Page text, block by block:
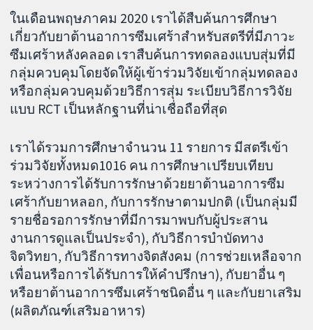
ในเดือนพฤษภาคม 2020 เราได้สืบค้นการศึกษา
เกี่ยวกับยาต้านอาการซึมเศร้าสำหรับสตรีที่มีภาวะ
ซึมเศร้าหลังคลอด เราสืบค้นการทดลองแบบสุ่มที่มี
กลุ่มควบคุมโดยจัดให้ผู้เข้าร่วมวิจัยเข้ากลุ่มทดลอง
หรือกลุ่มควบคุมด้วยวิธีการสุ่ม ระเบียบวิธีการวิจัย
แบบ RCT เป็นหลักฐานที่น่าเชื่อถือที่สุด
เราได้รวมการศึกษาจำนวน 11 รายการ มีสตรีเข้า
ร่วมวิจัยทั้งหมด1016 คน การศึกษาเปรียบเทียบ
ระหว่างการได้รับการรักษาด้วยยาต้านอาการซึม
เศร้ากับยาหลอก, กับการรักษาตามปกติ (เป็นกลุ่มมี
รายชื่อรอการรักษาที่มีการมาพบกับผู้ประสาน
งานการดูแลเป็นประจำ), กับวิธีการบำบัดทาง
จิตวิทยา, กับวิธีการทางจิตสังคม (การช่วยเหลือจาก
เพื่อนหรือการได้รับการให้คำปรึกษา), กับยาอื่น ๆ
หรือยาต้านอาการซึมเศร้าชนิดอื่น ๆ และกับยาเสริม
(ผลิตภัณฑ์เสริมอาหาร)